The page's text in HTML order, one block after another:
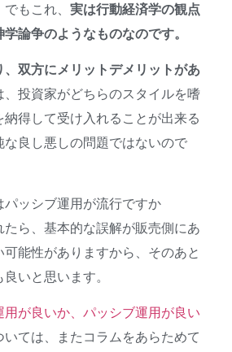
もこれ、 実は行動経済学の観点
論争のようなものなのです。
双方にメリットデメリットがあ
、投資家がどちらのスタイルを嗜
得して受け入れることが出来る
良し悪しの問題ではないので
ッシブ運用が流行ですか
たら、基本的な誤解が販売側にあ
能性がありますから、そのあと
いと思います。
用が良いか、パッシブ運用が良い
いては、またコラムをあらためて